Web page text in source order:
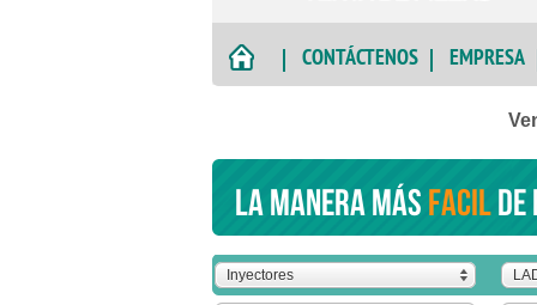
CONTÁCTENOS EMPRESA
La manera másfacil
Inyectores